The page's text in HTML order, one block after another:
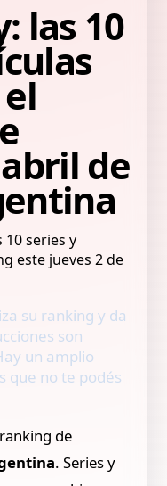
las 10
de
su ranking y da
son
un amplio
que no te podés
de
. Series y